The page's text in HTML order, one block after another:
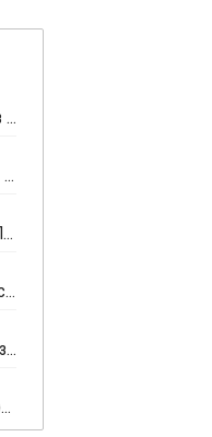
Plastiverd закроет завод по производству ПЭТ в Испании из-за высоких издержек и дешевого импорта
Indorama Ventures продает производство ТФК в Португалии
Novapet планирует возобновить производство ПЭТ в Испании
Plastiverd планирует с конца февраля держать стабильной загрузку производства ПЭТ в Испании
Novapet планирует в декабре возобновить производство ПЭТ в Испании
Plastiverd продолжает держать сниженной загрузку производства ПЭТ в Испании